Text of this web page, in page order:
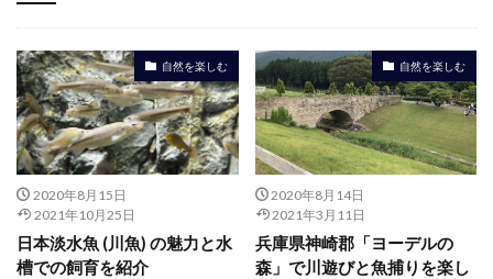
自然を楽しむ
2020年8月15日
2021年10月25日
日本淡水魚 (川魚) の魅力と水
槽での飼育を紹介
自然を楽しむ
2020年8月14日
2021年3月11日
兵庫県神崎郡「ヨーデルの
森」で川遊びと魚捕りを楽し